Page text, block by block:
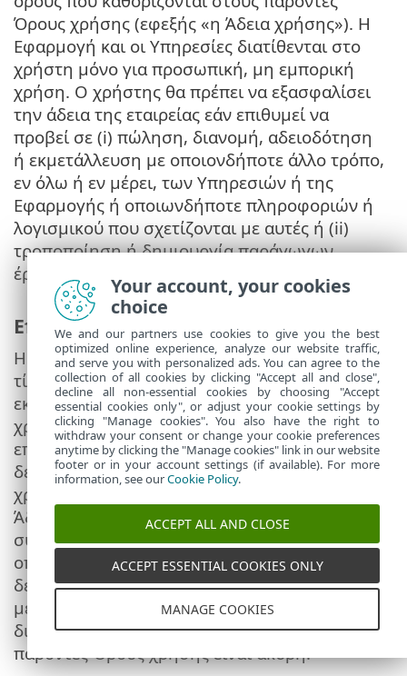
Όρους χρήσης (εφεξής «η Άδεια χρήσης»). Η
Εφαρμογή και οι Υπηρεσίες διατίθενται στο
χρήστη μόνο για προσωπική, μη εμπορική
χρήση. Ο χρήστης θα πρέπει να εξασφαλίσει
την άδεια της εταιρείας εάν επιθυμεί να
προβεί σε (i) πώληση, διανομή, αδειοδότηση
ή εκμετάλλευση με οποιονδήποτε άλλο τρόπο,
εν όλω ή εν μέρει, των Υπηρεσιών ή της
Εφαρμογής ή οποιωνδήποτε πληροφοριών ή
λογισμικού που σχετίζονται με αυτές ή (ii)
τροποποίηση ή δημιουργία παράγωγων
έργων από την Εφαρμογή, εν όλω ή εν μέρει.
Επιφύλαξη δικαιωμάτων.
Η ESET διατηρεί όλα τα δικαιώματα, τους
τίτλους και τα συμφέροντα, τα οποία δεν
εκχωρούνται ρητά σύμφωνα με την Άδεια
χρήσης, στο μέγιστο δυνατό βαθμό που
επιτρέπει η ισχύουσα νομοθεσία. Ο χρήστης
δεν μπορεί να εκχωρήσει δευτερεύουσα άδεια
χρήσης, να αναθέσει ή να μεταβιβάσει την
Άδεια χρήσης που του έχει εκχωρηθεί
σύμφωνα με τους παρόντες Όρους χρήσης και
οποιαδήποτε προσπάθεια εκχώρησης
δευτερεύουσας άδειας χρήσης, ανάθεσης ή
μεταβίβασης οποιουδήποτε μέρους των
δικαιωμάτων του χρήστη σύμφωνα με τους
παρόντες Όρους χρήσης είναι άκυρη.
Your account, your cookies
choice
We and our partners use cookies to give you the best
optimized online experience, analyze our website traffic,
and serve you with personalized ads. You can agree to the
collection of all cookies by clicking "Accept all and close",
decline all non-essential cookies by choosing "Accept
essential cookies only", or adjust your cookie settings by
clicking "Manage cookies". You also have the right to
withdraw your consent or change your cookie preferences
anytime by clicking the "Manage cookies" link in our website
footer or in your account settings (if available). For more
information, see ourCookie Policy.
ACCEPT ALL AND CLOSE
ACCEPT ESSENTIAL COOKIES ONLY
MANAGE COOKIES